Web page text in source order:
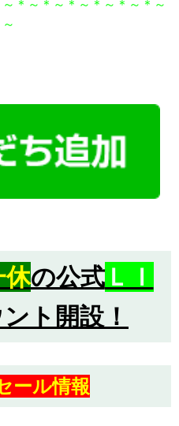
＊～＊～＊～＊～＊～＊～
～
の公式ＬＩ
ト開設！
ール情報